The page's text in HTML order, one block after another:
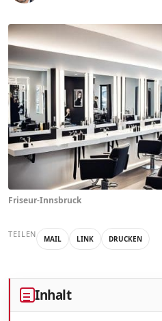
Friseur-Innsbruck
TEILEN MAIL LINK DRUCKEN
Inhalt